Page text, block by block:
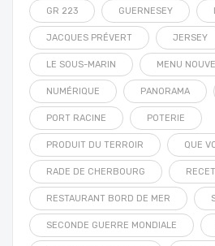
GR 223 GUERNESEY
JACQUES PRÉVERT JERSEY
LE SOUS-MARIN MENU
NUMÉRIQUE PANORAMA
PORT RACINE POTERIE
PRODUIT DU TERROIR QUE
RADE DE CHERBOURG
RESTAURANT BORD DE MER
SECONDE GUERRE MONDIALE